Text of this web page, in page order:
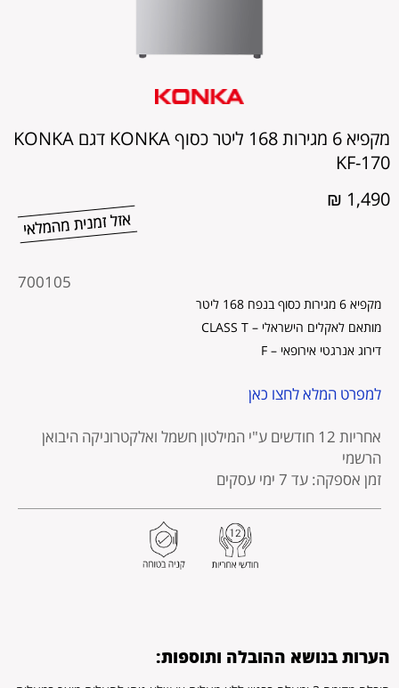
מקפיא 6 מגירות 168 ליטר כסוף KONKA דגם KONKA
KF-170
1,490 ₪
700105
מוצר
מקפיא 6 מגירות כסוף בנפח 168 ליטר
מותאם לאקלים הישראלי – CLASS T
דירוג אנרגטי אירופאי – F
למפרט המלא לחצו כאן
אחריות 12 חודשים
ע"י המילטון חשמל ואלקטרוניקה היבואן
הרשמי
זמן אספקה: עד 7 ימי עסקים
הערות בנושא ההובלה ותוספות: